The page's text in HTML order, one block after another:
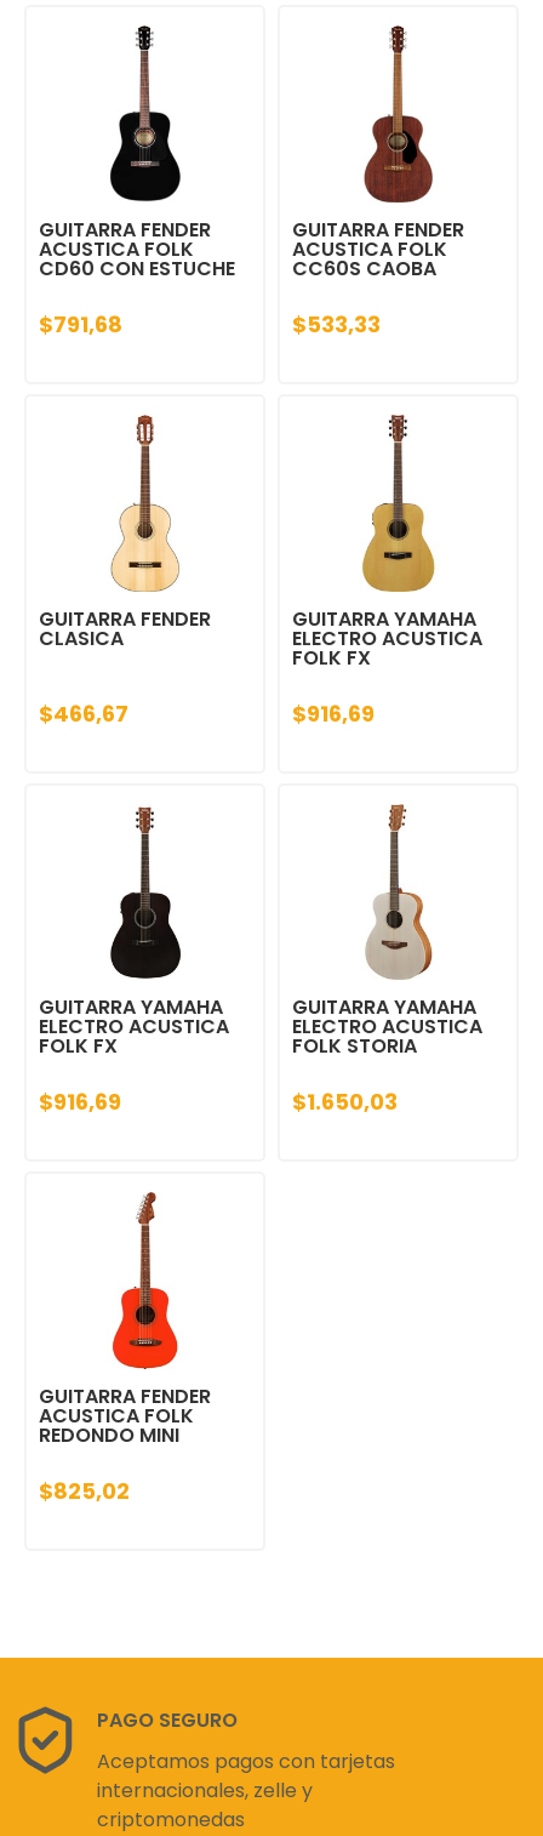
GUITARRA FENDER
ACUSTICA FOLK
CD60 CON ESTUCHE
$791,68
GUITARRA FENDER
ACUSTICA FOLK
CC60S CAOBA
$533,33
GUITARRA FENDER
CLASICA
$466,67
GUITARRA YAMAHA
ELECTRO ACUSTICA
FOLK FX
$916,69
GUITARRA YAMAHA
ELECTRO ACUSTICA
FOLK FX
$916,69
GUITARRA YAMAHA
ELECTRO ACUSTICA
FOLK STORIA
$1.650,03
GUITARRA FENDER
ACUSTICA FOLK
REDONDO MINI
$825,02
PAGO SEGURO
Aceptamos pagos con tarjetas
internacionales, zelle y
criptomonedas